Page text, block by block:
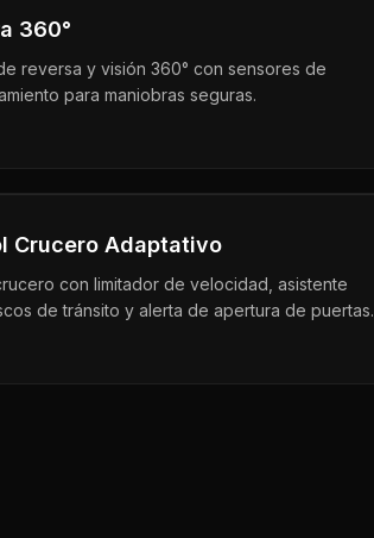
360°
reversa y visión 360° con sensores de
para maniobras seguras.
Crucero Adaptativo
con limitador de velocidad, asistente
de tránsito y alerta de apertura de puertas.